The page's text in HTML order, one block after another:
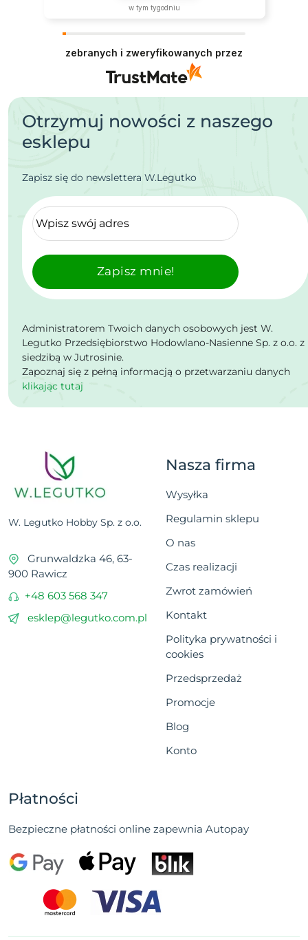
w tym tygodniu
zebranych i zweryfikowanych przez
Otrzymuj nowości z naszego
esklepu
Zapisz się do newslettera W.Legutko
Zapisz mnie!
Administratorem Twoich danych osobowych jest W.
Legutko Przedsiębiorstwo Hodowlano-Nasienne Sp. z o.o. z
siedzibą w Jutrosinie.
Zapoznaj się z pełną informacją o przetwarzaniu danych
klikając tutaj
W. Legutko Hobby Sp. z o.o.
Grunwaldzka 46, 63-
900 Rawicz
+48 603 568 347
esklep@legutko.com.pl
Nasza firma
Wysyłka
Regulamin sklepu
O nas
Czas realizacji
Zwrot zamówień
Kontakt
Polityka prywatności i
cookies
Przedsprzedaż
Promocje
Blog
Konto
Płatności
Bezpieczne płatności online zapewnia Autopay